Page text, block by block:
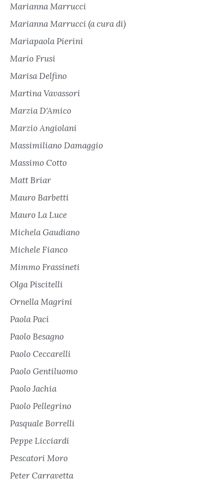
Marianna Marrucci
Marianna Marrucci (a cura di)
Mariapaola Pierini
Mario Frusi
Marisa Delfino
Martina Vavassori
Marzia D'Amico
Marzio Angiolani
Massimiliano Damaggio
Massimo Cotto
Matt Briar
Mauro Barbetti
Mauro La Luce
Michela Gaudiano
Michele Fianco
Mimmo Frassineti
Olga Piscitelli
Ornella Magrini
Paola Paci
Paolo Besagno
Paolo Ceccarelli
Paolo Gentiluomo
Paolo Jachia
Paolo Pellegrino
Pasquale Borrelli
Peppe Licciardi
Pescatori Moro
Peter Carravetta